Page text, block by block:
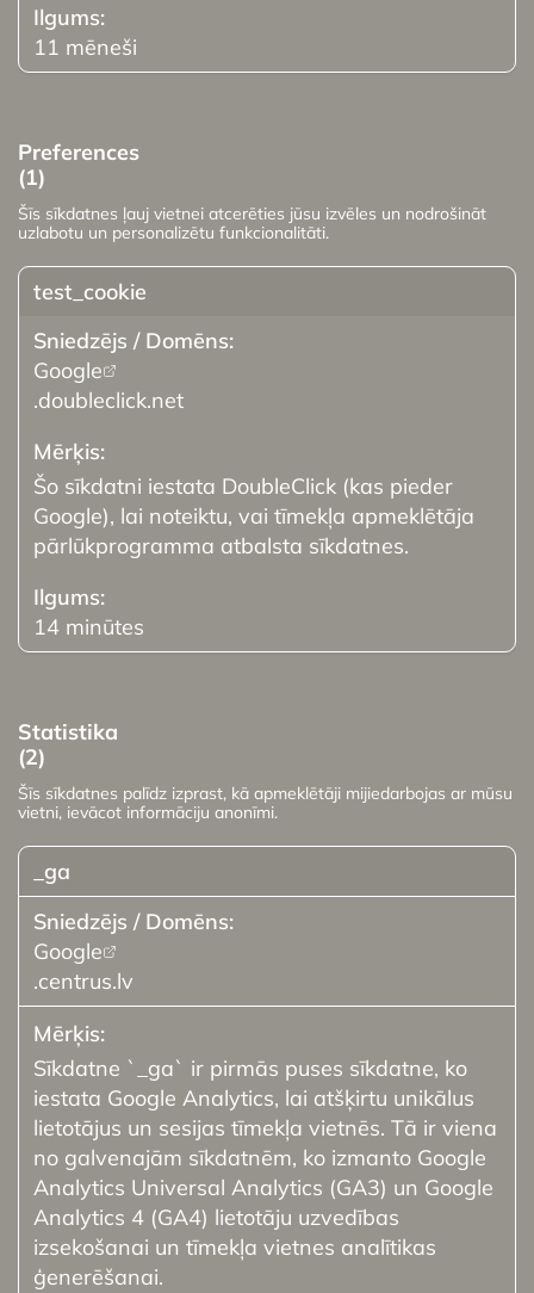
11 mēneši
Preferences
(1)
Šīs sīkdatnes ļauj vietnei atcerēties jūsu izvēles un nodrošināt
uzlabotu un personalizētu funkcionalitāti.
test_cookie
Google
.doubleclick.net
Šo sīkdatni iestata DoubleClick (kas pieder
Google), lai noteiktu, vai tīmekļa apmeklētāja
pārlūkprogramma atbalsta sīkdatnes.
14 minūtes
Statistika
(2)
Šīs sīkdatnes palīdz izprast, kā apmeklētāji mijiedarbojas ar mūsu
vietni, ievācot informāciju anonīmi.
_ga
Google
.centrus.lv
Sīkdatne `_ga` ir pirmās puses sīkdatne, ko
iestata Google Analytics, lai atšķirtu unikālus
lietotājus un sesijas tīmekļa vietnēs. Tā ir viena
no galvenajām sīkdatnēm, ko izmanto Google
Analytics Universal Analytics (GA3) un Google
Analytics 4 (GA4) lietotāju uzvedības
izsekošanai un tīmekļa vietnes analītikas
ģenerēšanai.